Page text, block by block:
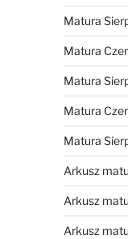
Matura
Matura
Matura
Matura
Matura
Arkusz
Arkusz
Arkusz